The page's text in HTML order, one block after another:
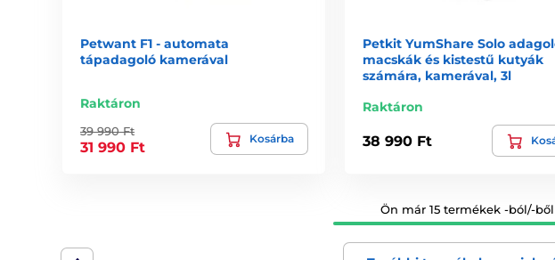
Petwant F1 - automata
tápadagoló kamerával
Raktáron
39 990 Ft
31 990 Ft
Kosárba
Petkit YumShare Solo
macskák és kistestű kutyák
számára, kamerával, 3l
Raktáron
38 990 Ft
Ön már 15 termékek -ból/-ből